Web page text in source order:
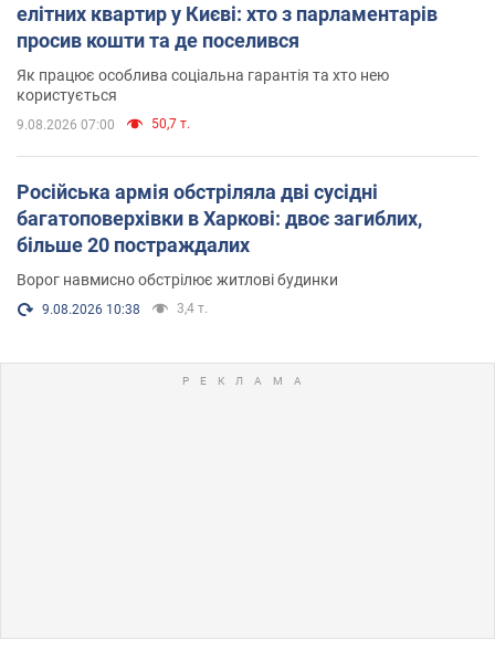
елітних квартир у Києві: хто з парламентарів
просив кошти та де поселився
Як працює особлива соціальна гарантія та хто нею
користується
9.08.2026 07:00 50,7 т.
Російська армія обстріляла дві сусідні
багатоповерхівки в Харкові: двоє загиблих,
більше 20 постраждалих
Ворог навмисно обстрілює житлові будинки
9.08.2026 10:38 3,4 т.